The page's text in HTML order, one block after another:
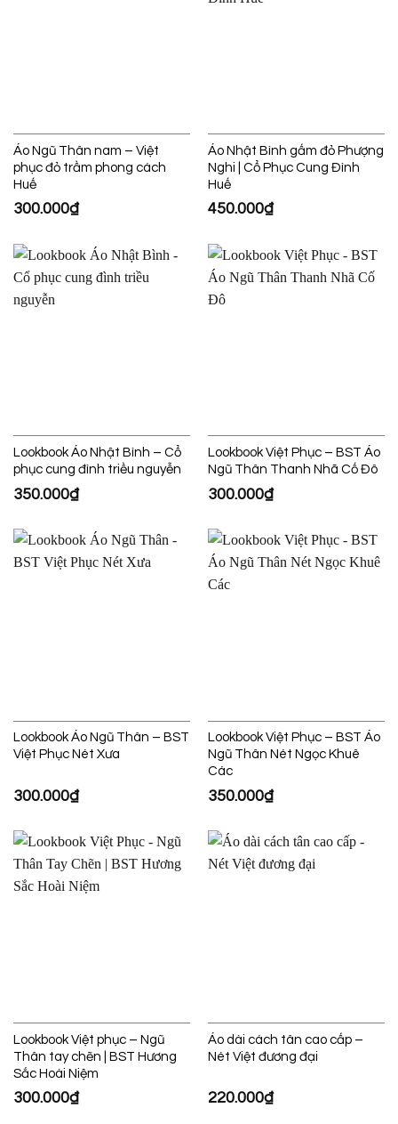
Áo Ngũ Thân nam – Việt
phục đỏ trầm phong cách
Huế
300.000₫
Áo Nhật Bình gấm đỏ Phượng
Nghi | Cổ Phục Cung Đình
Huế
450.000₫
Lookbook Áo Nhật Bình – Cổ
phục cung đình triều nguyễn
350.000₫
Lookbook Việt Phục – BST Áo
Ngũ Thân Thanh Nhã Cố Đô
300.000₫
Lookbook Áo Ngũ Thân – BST
Việt Phục Nét Xưa
300.000₫
Lookbook Việt Phục – BST Áo
Ngũ Thân Nét Ngọc Khuê
Các
350.000₫
Lookbook Việt phục – Ngũ
Thân tay chẽn | BST Hương
Sắc Hoài Niệm
300.000₫
Áo dài cách tân cao cấp –
Nét Việt đương đại
220.000₫